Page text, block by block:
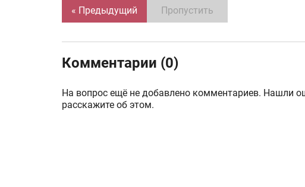
« Предыдущий Пропустить
Комментарии (0)
На вопрос ещё не добавлено комментариев. Нашли
расскажите об этом.